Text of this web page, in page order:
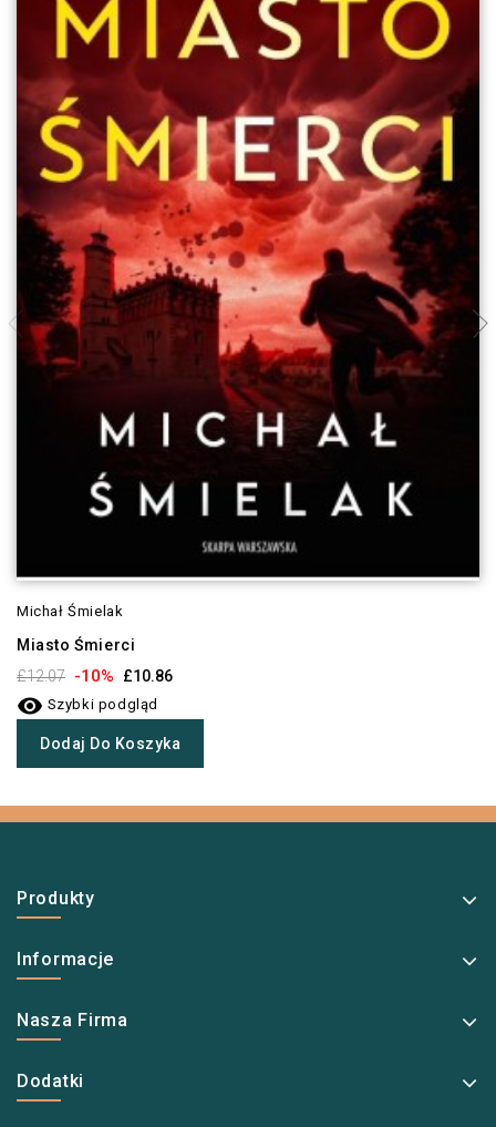
Michał Śmielak
Miasto Śmierci
£12.07 -10% £10.86
 Szybki podgląd
Dodaj Do Koszyka
Produkty
Informacje
Nasza Firma
Dodatki